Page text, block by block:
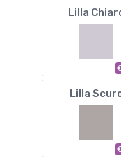
Lilla
Lilla